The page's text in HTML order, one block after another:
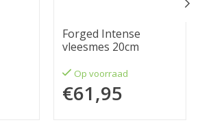
Forged Intense
vleesmes 20cm
Op voorraad
€61,95